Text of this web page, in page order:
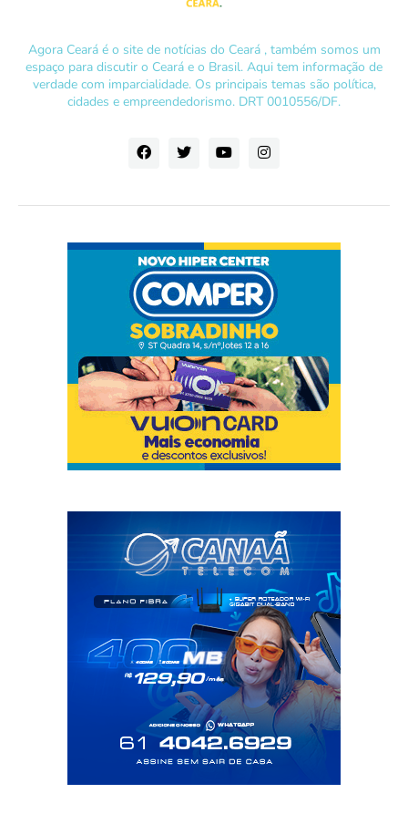
Agora Ceará é o site de notícias do Ceará , também somos um
espaço para discutir o Ceará e o Brasil. Aqui tem informação de
verdade com imparcialidade. Os principais temas são política,
cidades e empreendedorismo. DRT 0010556/DF.